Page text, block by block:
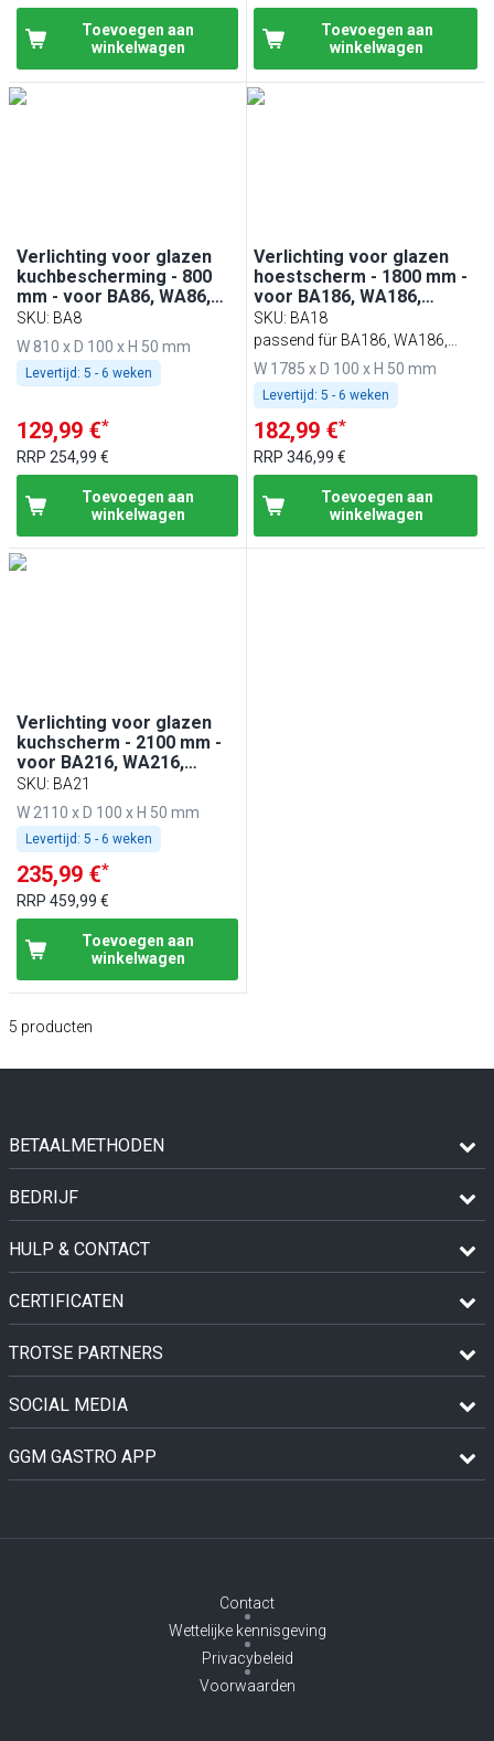
Toevoegen aan
winkelwagen
Toevoegen aan
winkelwagen
Verlichting voor glazen
kuchbescherming - 800
mm - voor BA86, WA86,
KA86, PA86 & EA86
SKU: BA8
W 810 x D 100 x H 50 mm
Levertijd: 5 - 6 weken
129,99 €*
RRP 254,99 €
Toevoegen aan
winkelwagen
Verlichting voor glazen
hoestscherm - 1800 mm -
voor BA186, WA186,
KA186, PA186 & EA186
SKU: BA18
passend für BA186, WA186,
KA186, PA186 & EA186
W 1785 x D 100 x H 50 mm
Levertijd: 5 - 6 weken
182,99 €*
RRP346,99 €
Toevoegen aan
winkelwagen
Verlichting voor glazen
kuchscherm - 2100 mm -
voor BA216, WA216,
KA216, PA216 & EA216
SKU: BA21
W 2110 x D 100 x H 50 mm
Levertijd: 5 - 6 weken
235,99 €*
RRP 459,99 €
Toevoegen aan
winkelwagen
5 producten
BETAALMETHODEN
BEDRIJF
HULP & CONTACT
CERTIFICATEN
TROTSE PARTNERS
SOCIAL MEDIA
GGM GASTRO APP
Contact
Wettelijke kennisgeving
Privacybeleid
Voorwaarden